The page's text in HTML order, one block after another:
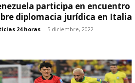
participa en encuentro
diplomacia jurídica en Italia
24 horas - 5 diciembre, 2022